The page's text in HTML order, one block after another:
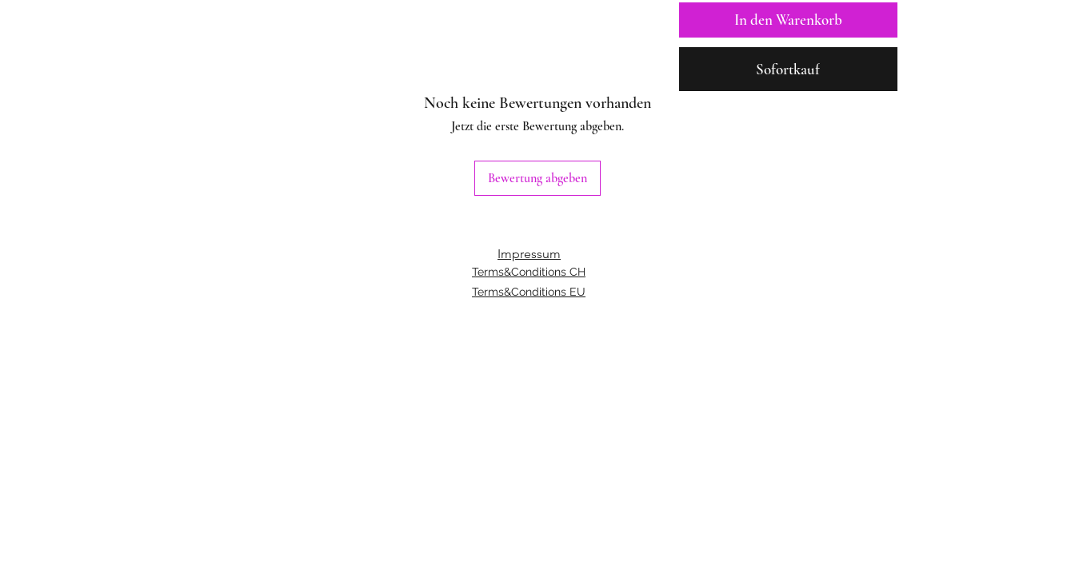
In den Warenkorb
Sofortkauf
Noch keine Bewertungen vorhanden
Jetzt die erste Bewertung abgeben.
Bewertung abgeben
Impressum
Terms&Conditions CH
Terms&Conditions EU